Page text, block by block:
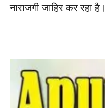
नाराजगी जाहिर कर रहा है।